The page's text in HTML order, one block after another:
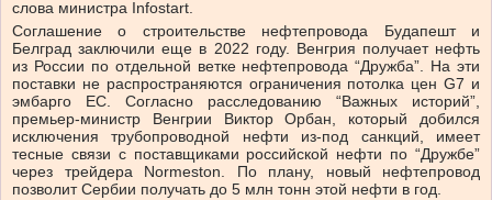
слова министра Infostart.
Соглашение о строительстве нефтепровода Будапешт и
Белград заключили еще в 2022 году. Венгрия получает нефть
из России по отдельной ветке нефтепровода “Дружба”. На эти
поставки не распространяются ограничения потолка цен G7 и
эмбарго ЕС. Согласно расследованию “Важных историй”,
премьер-министр Венгрии Виктор Орбан, который добился
исключения трубопроводной нефти из-под санкций, имеет
тесные связи с поставщиками российской нефти по “Дружбе”
через трейдера Normeston. По плану, новый нефтепровод
позволит Сербии получать до 5 млн тонн этой нефти в год.